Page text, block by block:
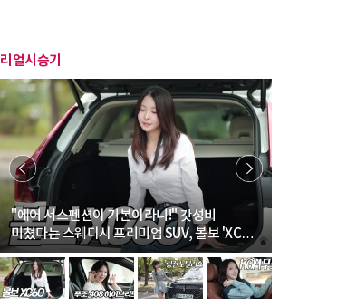
리얼시승기
"에어 서스펜션이 기본이라니!" 갓성비
미쳤다는 스웨디시 프리미엄 SUV, 볼보 'XC60
B5 울트라'